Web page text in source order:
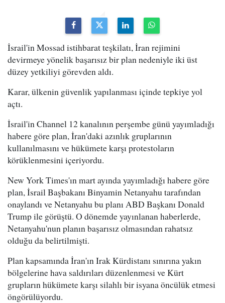
İsrail'in Mossad istihbarat teşkilatı, İran rejimini
devirmeye yönelik başarısız bir plan nedeniyle iki üst
düzey yetkiliyi görevden aldı.
Karar, ülkenin güvenlik yapılanması içinde tepkiye yol
açtı.
İsrail'in Channel 12 kanalının perşembe günü yayımladığı
habere göre plan, İran'daki azınlık gruplarının
kullanılmasını ve hükümete karşı protestoların
körüklenmesini içeriyordu.
New York Times'ın mart ayında yayımladığı habere göre
plan, İsrail Başbakanı Binyamin Netanyahu tarafından
onaylandı ve Netanyahu bu planı ABD Başkanı Donald
Trump ile görüştü. O dönemde yayınlanan haberlerde,
Netanyahu'nun planın başarısız olmasından rahatsız
olduğu da belirtilmişti.
Plan kapsamında İran'ın Irak Kürdistanı sınırına yakın
bölgelerine hava saldırıları düzenlenmesi ve Kürt
grupların hükümete karşı silahlı bir isyana öncülük etmesi
öngörülüyordu.